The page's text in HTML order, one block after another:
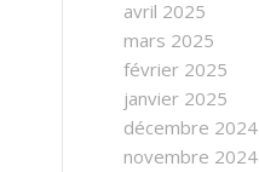
avril 2025
mars 2025
février 2025
janvier 2025
décembre 2024
novembre 2024